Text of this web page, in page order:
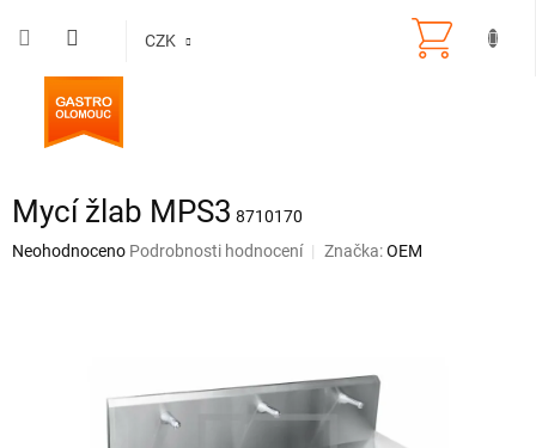
CZK
Mycí žlab MPS3 8710170
Průměrné
Neohodnoceno Podrobnosti hodnocení Značka:OEM